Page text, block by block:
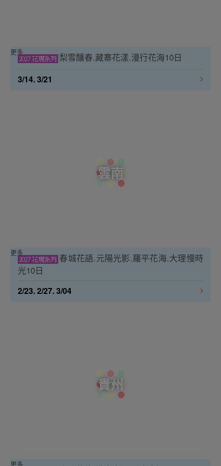
梨雪釀春.藏寨花漾.漫行花海10日
3/14. 3/21
更多
雲南
春城花語.元陽光影.羅平花海.大理慢時
光10日
2/23. 2/27. 3/04
更多
貴州
更多